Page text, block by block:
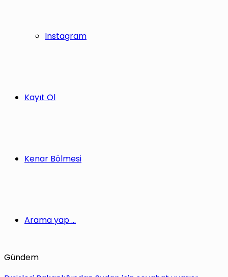
Instagram
Kayıt Ol
Kenar Bölmesi
Arama yap ...
Gündem